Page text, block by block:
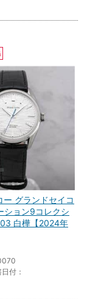
ー グランドセイコ
ション9コレクシ
白樺【2024年
付：